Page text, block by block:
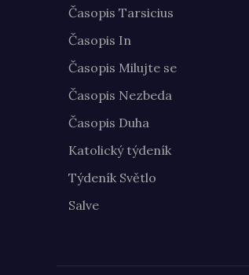
Časopis Tarsicius
Časopis In
Časopis Milujte se
Časopis Nezbeda
Časopis Duha
Katolický týdeník
Týdeník Světlo
Salve